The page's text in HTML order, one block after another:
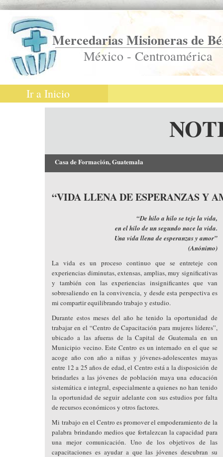
Mercedarias Misioneras de
México - Centroamérica
Ir a Inicio
Casa de Formación, Guatemala
“VIDA LLENA DE ESPERANZAS Y
“De hilo a hilo se teje la vida,
en el hilo de un segundo nace la vida.
Una vida llena de esperanzas y amor”
(Anónimo)
La vida es un proceso continuo que se entreteje con
experiencias diminutas, extensas, amplias, muy significativas
y también con las experiencias insignificantes que van
sobresaliendo en la convivencia, y desde esta perspectiva es
mi compartir equilibrando trabajo y estudio.
Durante estos meses del año he tenido la oportunidad de
trabajar en el “Centro de Capacitación para mujeres líderes”,
ubicado a las afueras de la Capital de Guatemala en un
Municipio vecino. Este Centro es un internado en el que se
acoge año con año a niñas y jóvenes-adolescentes mayas
entre 12 a 25 años de edad, el Centro está a la disposición de
brindarles a las jóvenes de población maya una educación
sistemática e integral, especialmente a quienes no han tenido
la oportunidad de seguir adelante con sus estudios por falta
de recursos económicos y otros factores.
Mi trabajo en el Centro es promover el empoderamiento de la
palabra brindando medios que fortalezcan la capacidad para
una mejor comunicación. Uno de los objetivos de las
capacitaciones es ayudar a que las jóvenes descubran su